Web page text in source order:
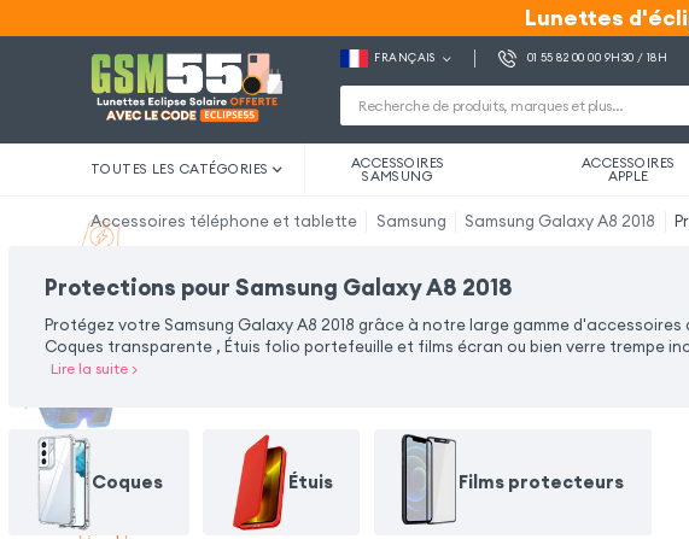
Lunettes
Lunettes
FRANÇAIS 01 55 82 00 00 9H30 / 18H
TOUTES LES CATÉGORIES ACCESSOIRES
SAMSUNG
ACCESSOIRES
APPLE
Accessoires téléphone et tablette Samsung Samsung Galaxy A8 2018
Protections pour Samsung Galaxy A8 2018
Protégez votre Samsung Galaxy A8 2018 grâce à notre large gamme
Coques transparente , Étuis folio portefeuille et films écran ou bien verre trempe
Lire la suite>
Coques Étuis Films protecteurs